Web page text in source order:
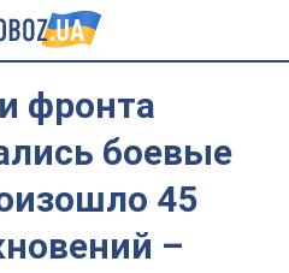
фронта
боевые
45
–